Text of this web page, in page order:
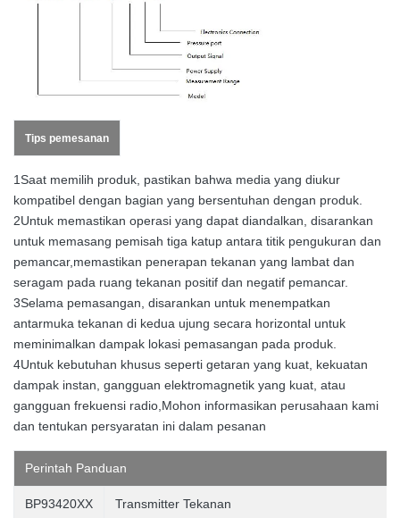
Tips pemesanan
1Saat memilih produk, pastikan bahwa media yang diukur
kompatibel dengan bagian yang bersentuhan dengan produk.
2Untuk memastikan operasi yang dapat diandalkan, disarankan
untuk memasang pemisah tiga katup antara titik pengukuran dan
pemancar,memastikan penerapan tekanan yang lambat dan
seragam pada ruang tekanan positif dan negatif pemancar.
3Selama pemasangan, disarankan untuk menempatkan
antarmuka tekanan di kedua ujung secara horizontal untuk
meminimalkan dampak lokasi pemasangan pada produk.
4Untuk kebutuhan khusus seperti getaran yang kuat, kekuatan
dampak instan, gangguan elektromagnetik yang kuat, atau
gangguan frekuensi radio,Mohon informasikan perusahaan kami
dan tentukan persyaratan ini dalam pesanan
Perintah Panduan
BP93420XX Transmitter Tekanan